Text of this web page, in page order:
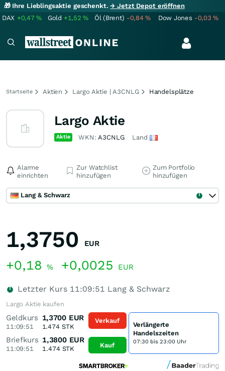
🎁 Ihre Lieblingsaktie geschenkt.→ Jetzt Depot eröffnen
DAX +0,47% Gold +1,52% Öl (Brent) -0,84% Dow Jones -0,03%
Startseite Aktien Largo Aktie | A3CNLG Handelsplätze
Largo Aktie
Aktie WKN:A3CNLG Land
Alarme
einrichten
Zur Watchlist
hinzufügen
Zum Portfolio
hinzufügen
Lang & Schwarz
1,3750 EUR
+0,18 % +0,0025 EUR
Letzter Kurs 11:09:51 Lang & Schwarz
Largo Aktie kaufen
Geldkurs
11:09:51
1,3700 EUR
1.474STK
Briefkurs
11:09:51
1,3800 EUR
1.474STK
Verkauf
Kauf
Verlängerte
Handelszeiten
07:30 bis 23:00 Uhr